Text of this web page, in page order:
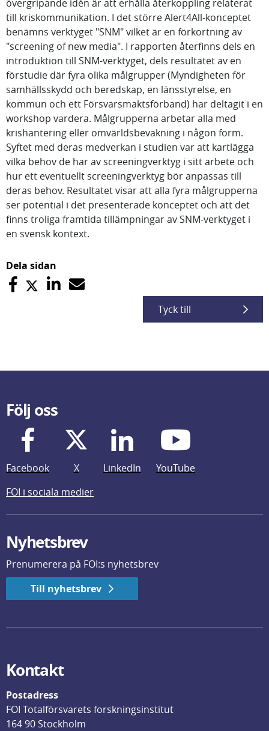
övergripande idén är att erhålla återkoppling relaterat
till kriskommunikation. I det större Alert4All-konceptet
benämns verktyget "SNM" vilket är en förkortning av
"screening of new media". I rapporten återfinns dels en
introduktion till SNM-verktyget, dels resultatet av en
förstudie där fyra olika målgrupper (Myndigheten för
samhällsskydd och beredskap, en länsstyrelse, en
kommun och ett Försvarsmaktsförband) har deltagit i en
workshop vardera. Målgrupperna arbetar alla med
krishantering eller omvärldsbevakning i någon form.
Syftet med deras medverkan i studien var att kartlägga
vilka behov de har av screeningverktyg i sitt arbete och
hur ett eventuellt screeningverktyg bör anpassas till
deras behov. Resultatet visar att alla fyra målgrupperna
ser potential i det presenterade konceptet och att det
finns troliga framtida tillämpningar av SNM-verktyget i
en svensk kontext.
Dela sidan
Tyck till
Följ oss
Facebook X LinkedIn
YouTube
FOI i sociala medier
Nyhetsbrev
Prenumerera på FOI:s nyhetsbrev
Till nyhetsbrev
Kontakt
Postadress
FOI Totalförsvarets forskningsinstitut
164 90 Stockholm